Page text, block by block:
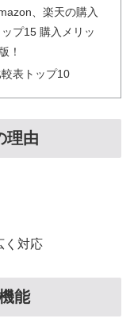
、楽天の購入
プ15 購入メリッ
！
表トップ10
理由
く対応
能